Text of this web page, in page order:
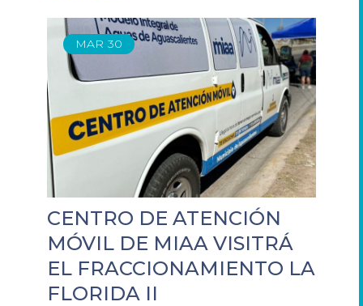
MAR 30
CENTRO DE ATENCIÓN
MÓVIL DE MIAA VISITRÁ
EL FRACCIONAMIENTO LA
FLORIDA II